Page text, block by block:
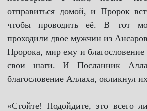
отправиться домой, и Пророк
чтобы проводить её. В тот
проходили двое мужчин из
Пророка, мир ему и благословение
свои шаги. И Посланник
благословение Аллаха, окликнул
«Стойте! Подойдите, это всего